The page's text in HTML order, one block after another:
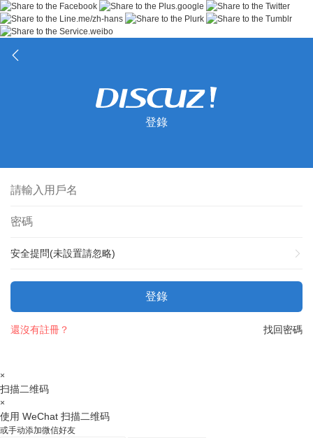
登錄
安全提問(未設置請忽略)
登錄
找回密碼
還沒有註冊？
×
扫描二维码
×
使用 WeChat 扫描二维码
或手动添加微信好友